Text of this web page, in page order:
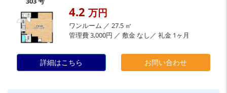
4.2 万円
ワンルーム ／ 27.5 ㎡
管理費 3,000円 ／ 敷金 なし／ 礼金 1ヶ月
詳細はこちら お問い合わせ